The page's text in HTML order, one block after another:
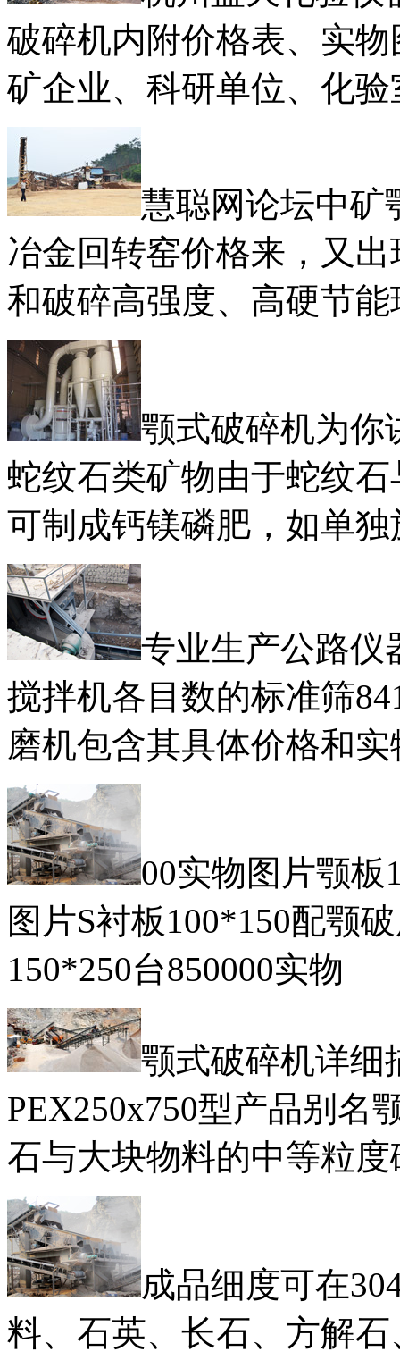
破碎机内附价格表、实
矿企业、科研单位、化
慧聪网论坛中矿
冶金回转窑价格来，又
和破碎高强度、高硬节
颚式破碎机为你
蛇纹石类矿物由于蛇纹
可制成钙镁磷肥，如单
专业生产公路仪
搅拌机各目数的标准筛
磨机包含其具体价格和
00实物图片颚板
图片S衬板100*150配颚
150*250台850000实物
颚式破碎机详细
PEX250x750型产品别名
石与大块物料的中等粒
成品细度可在
料、石英、长石、方解